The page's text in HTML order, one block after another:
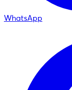
WhatsApp